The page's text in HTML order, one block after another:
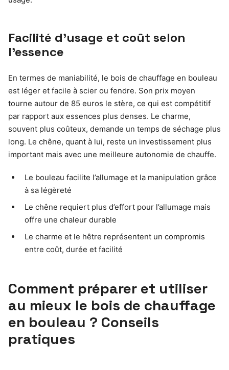
Facilité d’usage et coût selon
l’essence
En termes de maniabilité, le bois de chauffage en bouleau
est léger et facile à scier ou fendre. Son prix moyen
tourne autour de 85 euros le stère, ce qui est compétitif
par rapport aux essences plus denses. Le charme,
souvent plus coûteux, demande un temps de séchage plus
long. Le chêne, quant à lui, reste un investissement plus
important mais avec une meilleure autonomie de chauffe.
Le bouleau facilite l’allumage et la manipulation grâce
à sa légèreté
Le chêne requiert plus d’effort pour l’allumage mais
offre une chaleur durable
Le charme et le hêtre représentent un compromis
entre coût, durée et facilité
Comment préparer et utiliser
au mieux le bois de chauffage
en bouleau ? Conseils
pratiques